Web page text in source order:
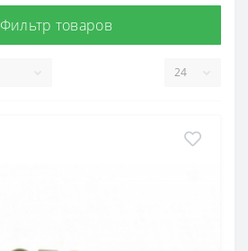
Фильтр товаров